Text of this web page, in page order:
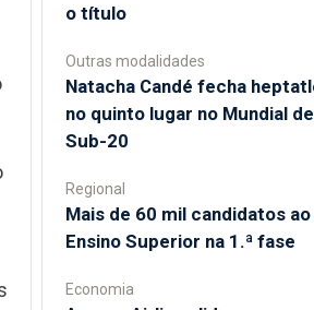
o título
Outras modalidades
Natacha Candé fecha
no quinto lugar no Mundial de
Sub-20
Regional
Mais de 60 mil candidatos ao
Ensino Superior na 1.ª fase
Economia